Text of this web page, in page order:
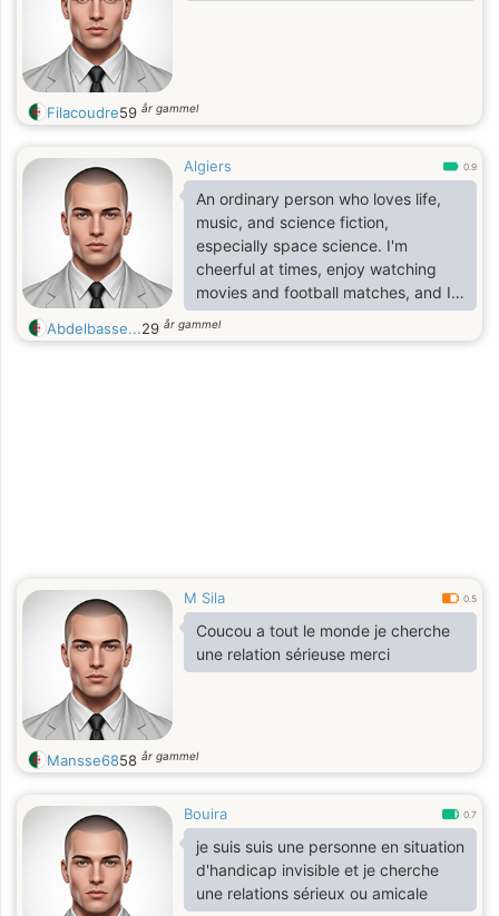
Filacoudre59 år gammel
Algiers 0.9
An ordinary person who loves life,
music, and science fiction,
especially space science. I'm
cheerful at times, enjoy watching
movies and football matches, and I
don't have any bad habits like
drinking or smoking.
Abdelbasse...29 år gammel
M Sila 0.5
Coucou a tout le monde je cherche
une relation sérieuse merci
Mansse6858 år gammel
Bouira 0.7
je suis suis une personne en situation
d'handicap invisible et je cherche
une relations sérieux ou amicale